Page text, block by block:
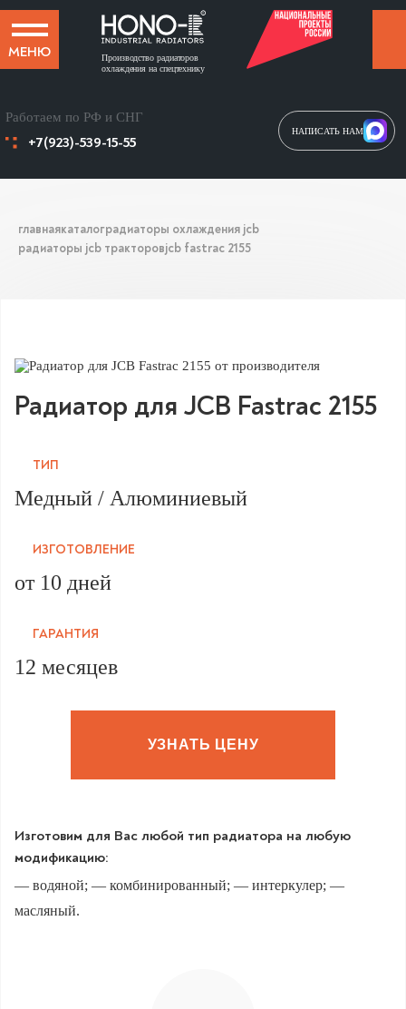
МЕНЮ
Производство радиаторов
охлаждения на спецтехнику
НАПИСАТЬ НАМ
Работаем по РФ и СНГ
+7(923)-539-15-55
главнаякаталоградиаторы охлаждения jcb
радиаторы jcb тракторовjcb fastrac 2155
Радиатор для JCB Fastrac 2155
ТИП
Медный / Алюминиевый
ИЗГОТОВЛЕНИЕ
от 10 дней
ГАРАНТИЯ
12 месяцев
УЗНАТЬ ЦЕНУ
Изготовим для Вас любой тип радиатора на любую
модификацию:
— водяной; — комбинированный; — интеркулер; —
масляный.